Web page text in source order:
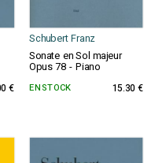
Schubert Franz
Sonate en Sol majeur
Opus 78 - Piano
€ EN STOCK 15.30 €